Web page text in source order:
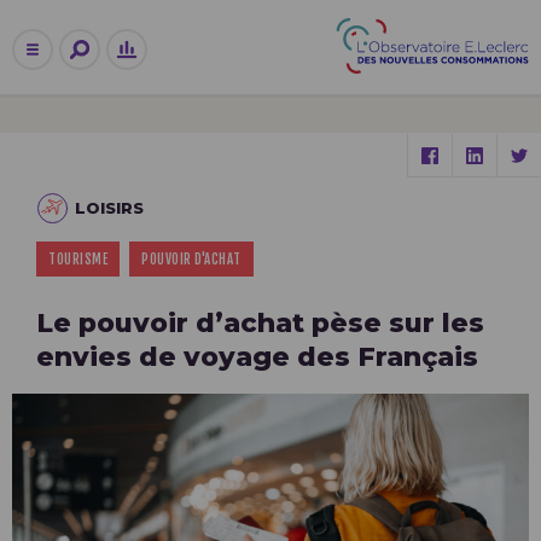
LOISIRS
TOURISME POUVOIR D'ACHAT
Le pouvoir d’achat pèse sur les
envies de voyage des Français